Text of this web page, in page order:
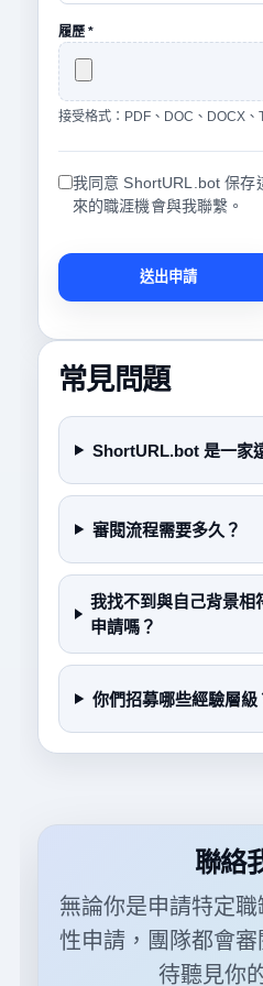
履歷 *
接受格式：PDF、DOC、DOCX、
我同意 ShortURL.bot 保存
來的職涯機會與我聯繫。
送出申請
常見問題
ShortURL.bot 是一家
審閱流程需要多久？
我找不到與自己背景相
申請嗎？
你們招募哪些經驗層級
聯絡
無論你是申請特定
性申請，團隊都會
待聽見你